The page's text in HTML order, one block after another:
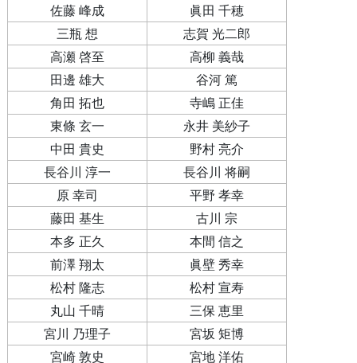
佐藤 峰成
眞田 千穂
三瓶 想
志賀 光二郎
高瀬 啓至
高柳 義哉
田邊 雄大
谷河 篤
角田 拓也
寺嶋 正佳
東條 玄一
永井 美紗子
中田 貴史
野村 亮介
長谷川 淳一
長谷川 将嗣
原 幸司
平野 孝幸
藤田 基生
古川 宗
本多 正久
本間 信之
前澤 翔太
眞壁 秀幸
松村 隆志
松村 宣寿
丸山 千晴
三保 恵里
宮川 乃理子
宮坂 矩博
宮崎 敦史
宮地 洋佑